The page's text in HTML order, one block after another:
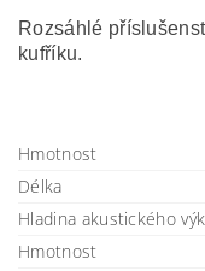
Rozsáhlé
kufříku.
Hmotnost
Délka
Hladina akustického
Hmotnost